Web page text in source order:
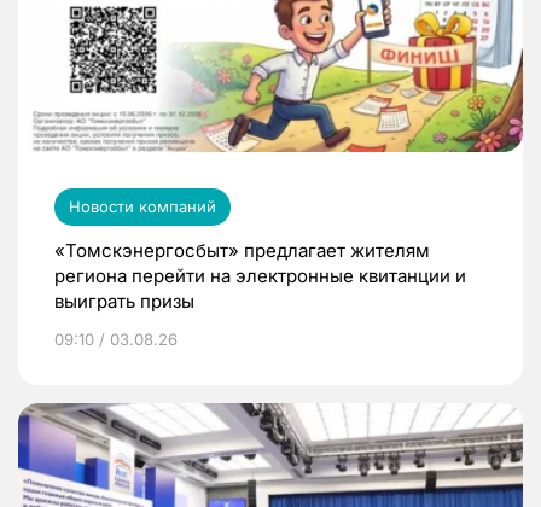
Новости компаний
«Томскэнергосбыт» предлагает жителям
региона перейти на электронные квитанции и
выиграть призы
09:10 / 03.08.26